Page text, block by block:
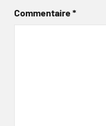
Commentaire*